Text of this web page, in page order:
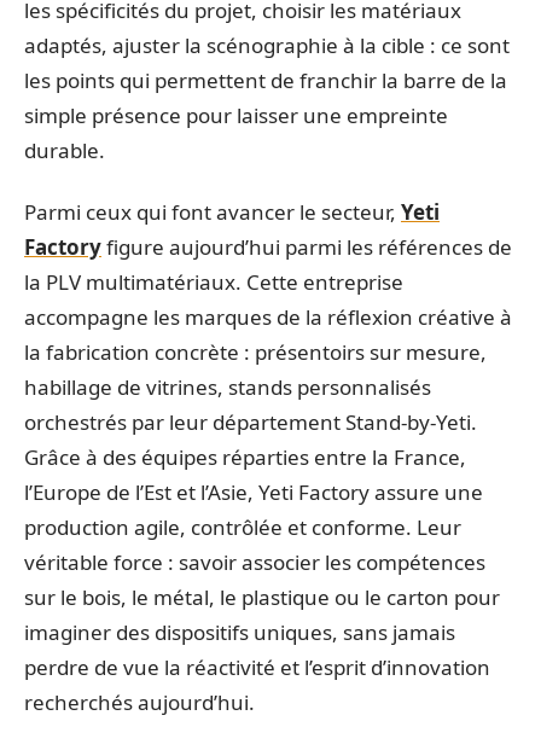
les spécificités du projet, choisir les matériaux
adaptés, ajuster la scénographie à la cible : ce sont
les points qui permettent de franchir la barre de la
simple présence pour laisser une empreinte
durable.
Parmi ceux qui font avancer le secteur, Yeti
Factoryfigure aujourd’hui parmi les références de
la PLV multimatériaux. Cette entreprise
accompagne les marques de la réflexion créative à
la fabrication concrète : présentoirs sur mesure,
habillage de vitrines, stands personnalisés
orchestrés par leur département Stand-by-Yeti.
Grâce à des équipes réparties entre la France,
l’Europe de l’Est et l’Asie, Yeti Factory assure une
production agile, contrôlée et conforme. Leur
véritable force : savoir associer les compétences
sur le bois, le métal, le plastique ou le carton pour
imaginer des dispositifs uniques, sans jamais
perdre de vue la réactivité et l’esprit d’innovation
recherchés aujourd’hui.